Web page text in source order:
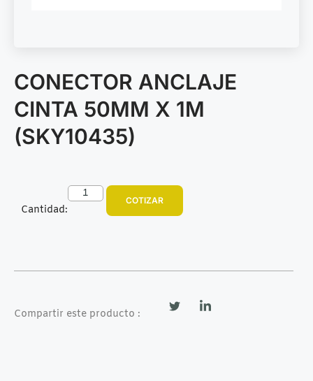
CONECTOR ANCLAJE
CINTA 50MM X 1M
(SKY10435)
Cantidad:
COTIZAR
Compartir este producto :